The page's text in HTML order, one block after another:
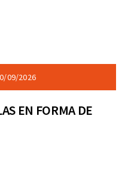
09/2026
EN FORMA DE